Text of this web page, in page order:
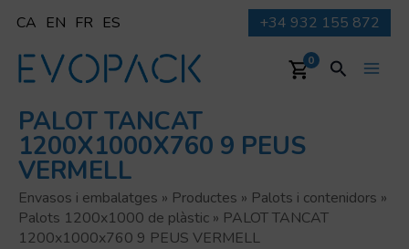
contingut
CA EN FR ES +34 932 155 872
0 Cerca
PALOT TANCAT
1200X1000X760 9 PEUS
VERMELL
Envasos i embalatges » Productes » Palots i contenidors »
Palots 1200x1000 de plàstic » PALOT TANCAT
1200x1000x760 9 PEUS VERMELL